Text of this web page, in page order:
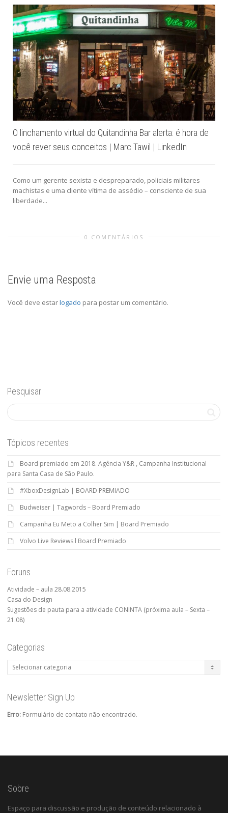
O linchamento virtual do Quitandinha Bar alerta: é hora de
você rever seus conceitos | Marc Tawil | LinkedIn
Como um gerente sexista e despreparado, policiais militares
machistas e uma cliente vítima de assédio – consciente de sua
liberdade...
0 COMENTÁRIOS
Envie uma Resposta
Você deve estarlogado para postar um comentário.
Pesquisar
Tópicos recentes
Board premiado em 2018. Agência Y&R , Campanha Institucional
para Santa Casa de São Paulo.
#XboxDesignLab | BOARD PREMIADO
Budweiser | Tagwords – Board Premiado
Campanha Eu Meto a Colher Sim | Board Premiado
Volvo Live Reviews l Board Premiado
Foruns
Atividade – aula 28.08.2015
Casa do Design
Sugestões de pauta para a atividade CONINTA (próxima aula – Sexta –
21.08)
Categorias
Categorias
Newsletter Sign Up
Erro: Formulário de contato não encontrado.
Sobre
Espaço para discussão e produção de conteúdo relacionado à